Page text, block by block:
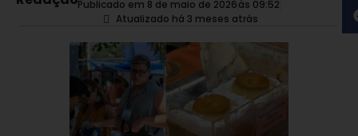
Publicado em 8 de maio de 2026às 09:52
Atualizado há 3 meses atrás